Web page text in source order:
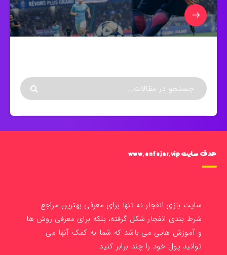
هدف سایت www.enfejar.vip
سایت بازی انفجار نه تنها برای معرفی بهترین مراجع
شرط بندی انفجار شکل گرفته، بلکه برای معرفی روش ها
و آموزش هایی می باشد که شما به کمک آنها می
توانید پول خود را چند برابر کنید.